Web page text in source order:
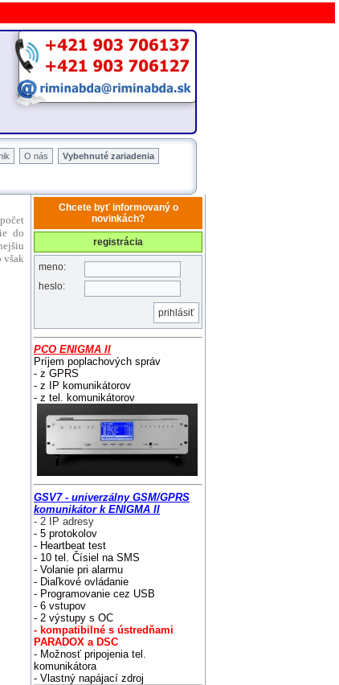
O nás Vybehnuté zariadenia
do
však
Chcete byť informovaný o
novinkách?
registrácia
meno:
heslo:
prihlásiť
PCO ENIGMA II
Príjem poplachových správ
- z GPRS
- z IP komunikátorov
- z tel. komunikátorov
GSV7 - univerzálny GSM/GPRS
komunikátor k ENIGMA II
- 2 IP adresy
- 5 protokolov
- Heartbeat test
- 10 tel. Čísiel na SMS
- Volanie pri alarmu
- Diaľkové ovládanie
- Programovanie cez USB
- 6 vstupov
- 2 výstupy s OC
- kompatibilné s ústredňami
PARADOX a DSC
- Možnosť pripojenia tel.
komunikátora
- Vlastný napájací zdroj